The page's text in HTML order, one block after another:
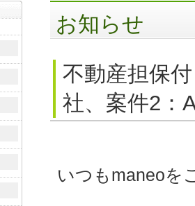
お知らせ
不動産担保
社、案件2：
いつもmaneoを